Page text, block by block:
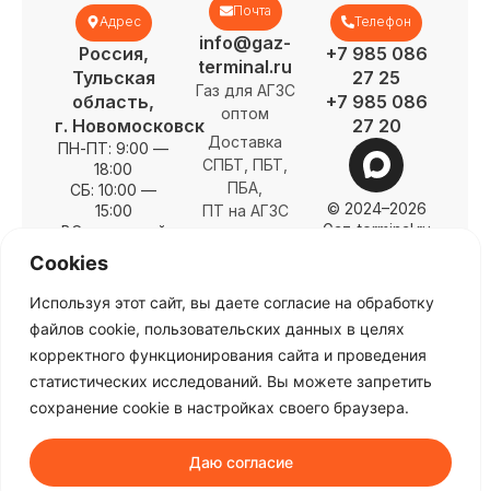
Cookies
Используя этот сайт, вы даете согласие на обработку
файлов cookie, пользовательских данных в целях
корректного функционирования сайта и проведения
статистических исследований. Вы можете запретить
сохранение cookie в настройках своего браузера.
Даю согласие
Адрес
Россия,
Тульская
область,
г. Новомосковск
ПН-ПТ: 9:00 —
18:00
СБ: 10:00 —
15:00
ВС: выходной
Заправка
7726477452
ОГРН
1217700234322
Политика
конфиденциальности
Почта
info@gaz-
terminal.ru
Газ для АГЗС
оптом
Доставка
СПБТ, ПБТ,
ПБА,
ПТ на АГЗС
Объемы
Цены
Контакты
Карта сайта
Телефон
+7 985 086
27 25
+7 985 086
27 20
© 2024–2026
Gaz-terminal.ru